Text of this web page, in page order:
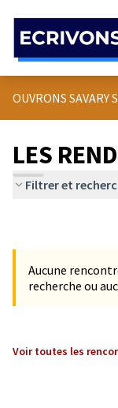
OUVRONS SAVARY
LES
Filtrer et
Aucune
recherche ou
Voir toutes les